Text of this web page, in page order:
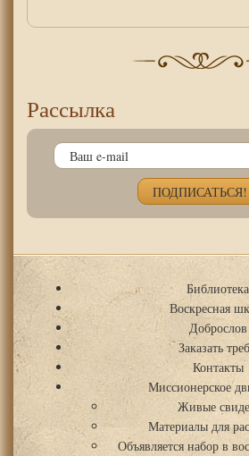
Рассылка
Библиотека
Воскресная
Доброслов
Заказать
Контакты
Миссионерское
Живые
Материалы для
Объявляется набор в